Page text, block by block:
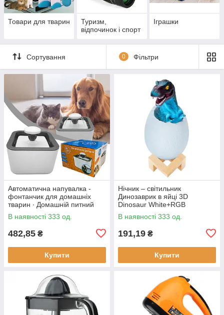
Товари для тварин
Туризм,
відпочинок і спорт
Іграшки
Сортування 0 Фільтри
Автоматична напувалка -
фонтанчик для домашніх
тварин ∙ Домашній питний
фонтан із чашею для котів та
собак Pet Water FOUNTAIN
В наявності 333 од.
482,85 ₴
Купити
Нічник – світильник
Динозаврик в яйці 3D
Dinosaur White+RGB
Настільна акумуляторна LED
лампа з пультом ДУ
В наявності 333 од.
191,19 ₴
Купити